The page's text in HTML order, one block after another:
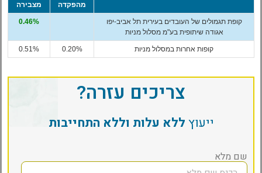
מהפקדה
מצבירה
קופת תגמולים של העובדים בעירית תל אביב-יפו
אגודה שיתופית בע"מ מסלול מניות
0.46%
קופות אחרות במסלול מניות 0.20%
0.51%
צריכים עזרה?
ייעוץללא עלות וללא התחייבות
שם מלא